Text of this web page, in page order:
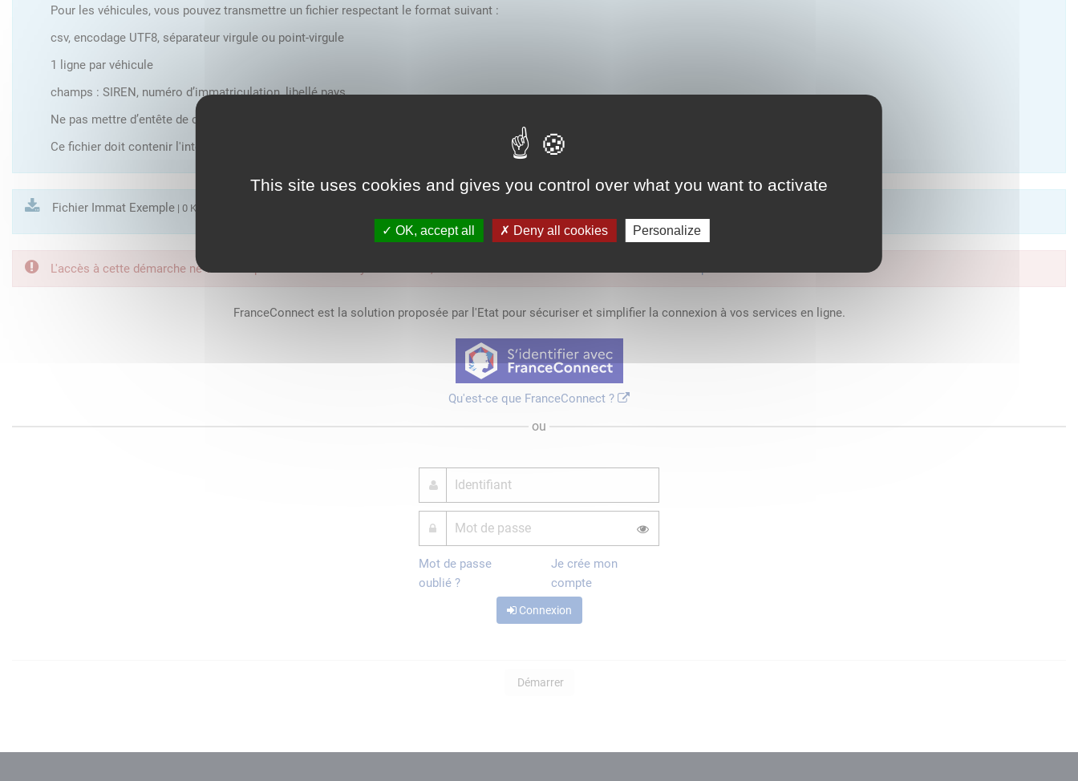
This site uses cookies and gives you control over what you want to activate
OK, accept all Deny all cookies Personalize
Pour les véhicules, vous pouvez transmettre un fichier respectant le format suivant :
csv, encodage UTF8, séparateur virgule ou point-virgule
1 ligne par véhicule
champs : SIREN, numéro d’immatriculation, libellé pays
Ne pas mettre d’entête de colonne
Ce fichier doit contenir l'intégralité des véhicules exploités par l'entreprise.
Fichier Immat Exemple | 0 Ko
L'accès à cette démarche ne vous est pas autorisé. Afin d'y avoir accès, vous devez
FranceConnect est la solution proposée par l'Etat pour sécuriser et simplifier la connexion à vos services en ligne.
Qu'est-ce que FranceConnect ?
ou
Mot de passe
oublié ?
Je crée mon
compte
Connexion
Démarrer